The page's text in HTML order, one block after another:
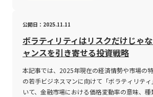
を数値化したもので、一般にパーセンテージや
で表現されます。例えば、ボラティリティが高
大幅な値動きを見せることが多く、そのためハ
ンと評価される一方、ボラティリティが低い銘
推移を示し、ローリスクローリターンと見な
リティの評価は、従来の過去のデータに基づ
ラティリティ(HV)」と、市場の将来予測を反
公開日：2025.11.11
ボラティリティはリスクだけじゃ
ャンスを引き寄せる投資戦略
本記事では、2025年現在の経済情勢や市場の
の若手ビジネスマンに向けて「ボラティリテ
いて、金融市場における価格変動率の意味、